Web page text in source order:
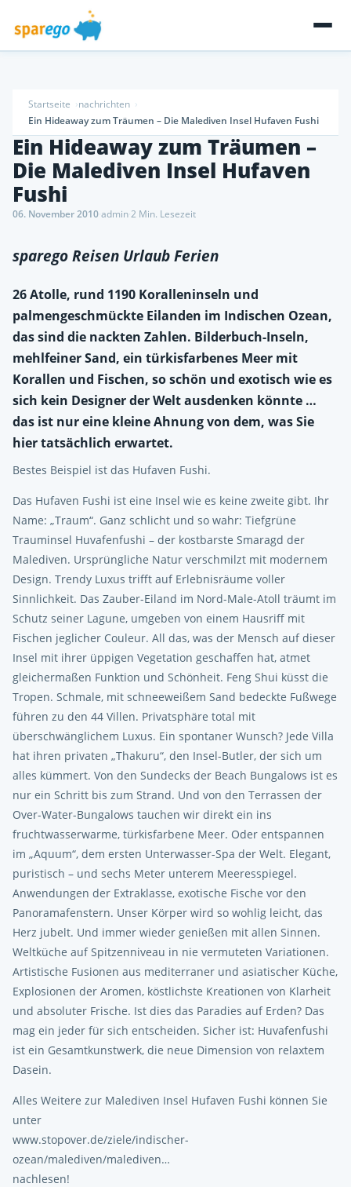
Startseite
nachrichten
Ein Hideaway zum Träumen – Die Malediven Insel Hufaven Fushi
Ein Hideaway zum Träumen –
Die Malediven Insel Hufaven
Fushi
06. November 2010·admin·2 Min. Lesezeit
sparego Reisen Urlaub Ferien
26 Atolle, rund 1190 Koralleninseln und
palmengeschmückte Eilanden im Indischen Ozean,
das sind die nackten Zahlen. Bilderbuch-Inseln,
mehlfeiner Sand, ein türkisfarbenes Meer mit
Korallen und Fischen, so schön und exotisch wie es
sich kein Designer der Welt ausdenken könnte …
das ist nur eine kleine Ahnung von dem, was Sie
hier tatsächlich erwartet.
Bestes Beispiel ist das Hufaven Fushi.
Das Hufaven Fushi ist eine Insel wie es keine zweite gibt. Ihr
Name: „Traum“. Ganz schlicht und so wahr: Tiefgrüne
Trauminsel Huvafenfushi – der kostbarste Smaragd der
Malediven. Ursprüngliche Natur verschmilzt mit modernem
Design. Trendy Luxus trifft auf Erlebnisräume voller
Sinnlichkeit. Das Zauber-Eiland im Nord-Male-Atoll träumt im
Schutz seiner Lagune, umgeben von einem Hausriff mit
Fischen jeglicher Couleur. All das, was der Mensch auf dieser
Insel mit ihrer üppigen Vegetation geschaffen hat, atmet
gleichermaßen Funktion und Schönheit. Feng Shui küsst die
Tropen. Schmale, mit schneeweißem Sand bedeckte Fußwege
führen zu den 44 Villen. Privatsphäre total mit
überschwänglichem Luxus. Ein spontaner Wunsch? Jede Villa
hat ihren privaten „Thakuru“, den Insel-Butler, der sich um
alles kümmert. Von den Sundecks der Beach Bungalows ist es
nur ein Schritt bis zum Strand. Und von den Terrassen der
Over-Water-Bungalows tauchen wir direkt ein ins
fruchtwasserwarme, türkisfarbene Meer. Oder entspannen
im „Aquum“, dem ersten Unterwasser-Spa der Welt. Elegant,
puristisch – und sechs Meter unterem Meeresspiegel.
Anwendungen der Extraklasse, exotische Fische vor den
Panoramafenstern. Unser Körper wird so wohlig leicht, das
Herz jubelt. Und immer wieder genießen mit allen Sinnen.
Weltküche auf Spitzenniveau in nie vermuteten Variationen.
Artistische Fusionen aus mediterraner und asiatischer Küche,
Explosionen der Aromen, köstlichste Kreationen von Klarheit
und absoluter Frische. Ist dies das Paradies auf Erden? Das
mag ein jeder für sich entscheiden. Sicher ist: Huvafenfushi
ist ein Gesamtkunstwerk, die neue Dimension von relaxtem
Dasein.
Alles Weitere zur Malediven Insel Hufaven Fushi können Sie
unter
www.stopover.de/ziele/indischer-
ozean/malediven/malediven…
nachlesen!